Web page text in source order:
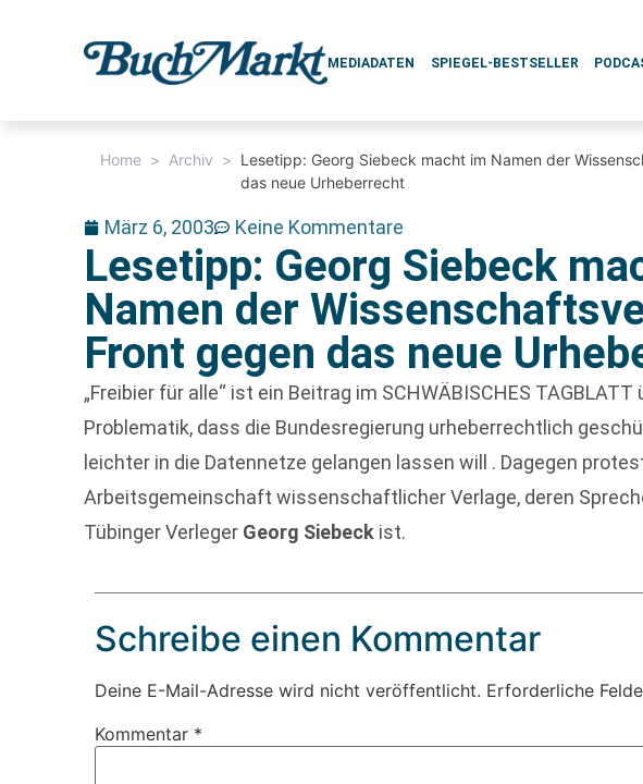
MEDIADATEN SPIEGEL-BESTSELLER
Home > Archiv > Lesetipp: Georg Siebeck macht im Namen der
das neue Urheberrecht
März 6, 2003 Keine Kommentare
Lesetipp: Georg Siebeck
Namen der
Front gegen das neue
„Freibier für alle“ ist ein Beitrag im SCHWÄBISCHES
Problematik, dass die Bundesregierung urheberrechtlich
leichter in die Datennetze gelangen lassen will . Dagegen
Arbeitsgemeinschaft wissenschaftlicher Verlage, deren
Tübinger Verleger Georg Siebeck ist.
Schreibe einen Kommentar
Deine E-Mail-Adresse wird nicht veröffentlicht. Erforderliche
Kommentar *